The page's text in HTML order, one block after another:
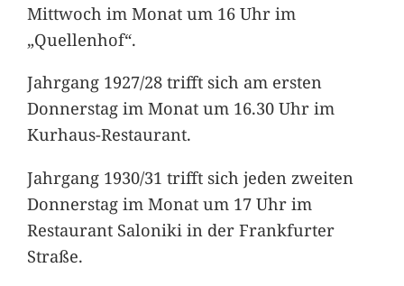
Mittwoch im Monat um 16 Uhr im
„Quellenhof“.
Jahrgang 1927/28 trifft sich am ersten
Donnerstag im Monat um 16.30 Uhr im
Kurhaus-Restaurant.
Jahrgang 1930/31 trifft sich jeden zweiten
Donnerstag im Monat um 17 Uhr im
Restaurant Saloniki in der Frankfurter
Straße.